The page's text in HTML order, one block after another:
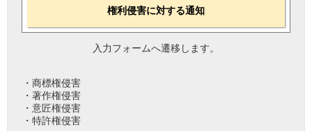
権利侵害に対する通知
入力フォームへ遷移します。
・商標権侵害
・著作権侵害
・意匠権侵害
・特許権侵害